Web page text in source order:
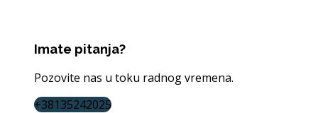
Imate pitanja?
Pozovite nas u toku radnog vremena.
+38135242025